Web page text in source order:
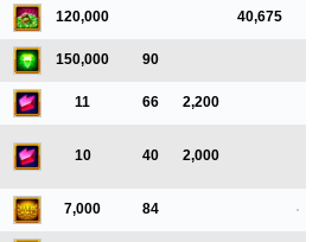
120,000 40,675
150,000 90
11 66 2,200
10 40 2,000
7,000 84